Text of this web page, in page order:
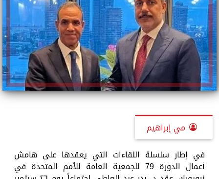
مي إبراهيم
في إطار سلسلة اللقاءات التي يعقدها على هامش
أعمال الدورة 79 للجمعية العامة للأمم المتحدة في